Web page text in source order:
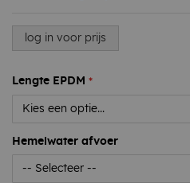
log in voor prijs
Lengte EPDM
Hemelwater afvoer